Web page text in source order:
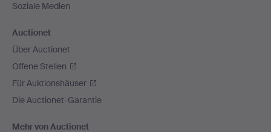
Soziale Medien
Auctionet
Über Auctionet
Offene Stellen
Für Auktionshäuser
Die Auctionet-Garantie
Mehr von Auctionet